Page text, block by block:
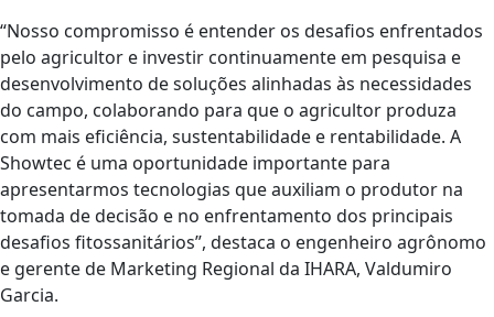
“Nosso compromisso é entender os desafios enfrentados
pelo agricultor e investir continuamente em pesquisa e
desenvolvimento de soluções alinhadas às necessidades
do campo, colaborando para que o agricultor produza
com mais eficiência, sustentabilidade e rentabilidade. A
Showtec é uma oportunidade importante para
apresentarmos tecnologias que auxiliam o produtor na
tomada de decisão e no enfrentamento dos principais
desafios fitossanitários”, destaca o engenheiro agrônomo
e gerente de Marketing Regional da IHARA, Valdumiro
Garcia.